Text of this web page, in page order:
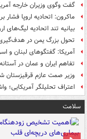
گفت وگوی وزیران خارجه
ماکرون: اتحادیه اروپا فشار
بیانیه تند اتحادیه لیگ‌های
تحول بزرگ یمن در
آمریکا: گفتگوهای لبنان و
تفاهم ایران و عمان در
وزیر صمت عازم قرقیزستان
اعتراف تحلیلگر آمریکایی؛
سلامت